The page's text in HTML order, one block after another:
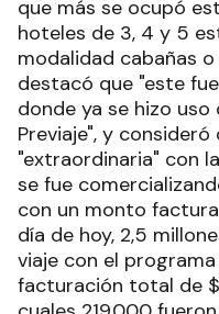
que más se ocupó
hoteles de 3, 4 y 5
modalidad cabañas
destacó que "este
donde ya se hizo
Previaje", y
"extraordinaria" con
se fue
con un monto
día de hoy, 2,5
viaje con el programa
facturación total de